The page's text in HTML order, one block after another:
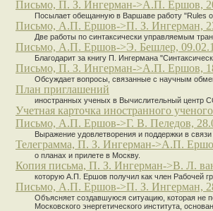
Письмо, П. З. Ингерман->А.П. Ершов,
Посылает обещанную в Варшаве работу "Rules
Письмо, А.П. Ершов->П. З. Ингерман,
Две работы по синтаксически управляемым
Письмо, А.П. Ершов->Э. Бешлер,
Благодарит за книгу П. Ингермана
Письмо, П. З. Ингерман->А.П. Ершов,
Обсуждает вопросы, связанные с научным
План приглашений
иностранных ученых в Вычислительный центр
Учетная карточка иностранного ученого
Письмо, А.П. Ершов->Г. В. Пеледов,
Выражение удовлетворения и поддержки в
Телеграмма, П. З. Ингерман->А.П.
о планах и прилете в Москву.
Копия письма, П. З. Ингерман->В. Л.
которую А.П. Ершов получил как член Рабочей
Письмо, А.П. Ершов->П. З. Ингерман,
Объясняет создавшуюся ситуацию, которая не
Московского энергетического института,